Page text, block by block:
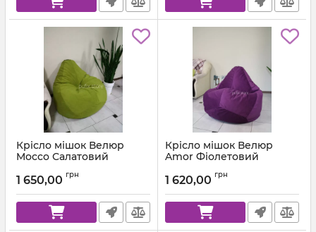
Крісло мішок Велюр
Mocco Салатовий
1 650,00 грн
Крісло мішок Велюр
Amor Фіолетовий
1 620,00 грн